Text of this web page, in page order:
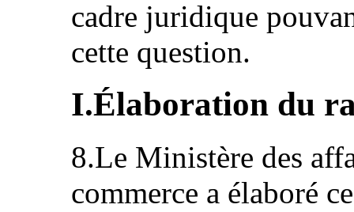
cadre juridique
cette question.
I.Élaboration du
8.Le Ministère des
commerce a élaboré